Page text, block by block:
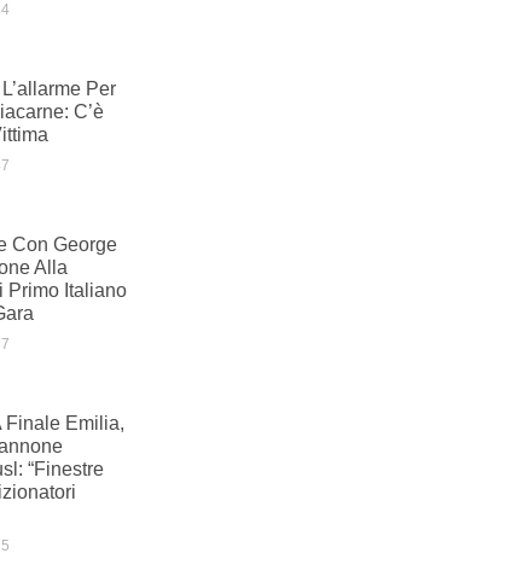
Per
C’è
Con George
Alla
Primo Italiano
Finale Emilia,
“Finestre